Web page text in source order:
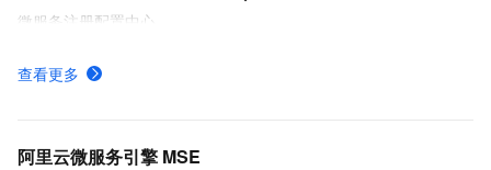
微服务注册配置中心
AI 治理中心 Skill 管理
Nacos引擎版本
查看更多
阿里云微服务引擎 MSE